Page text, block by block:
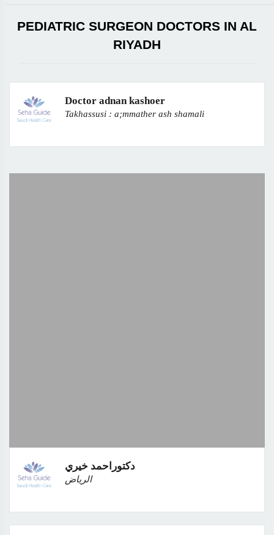
PEDIATRIC SURGEON DOCTORS IN AL
RIYADH
Doctor adnan kashoer
Takhassusi : a;mmather ash shamali
دكتوراحمد خيري
الرياض